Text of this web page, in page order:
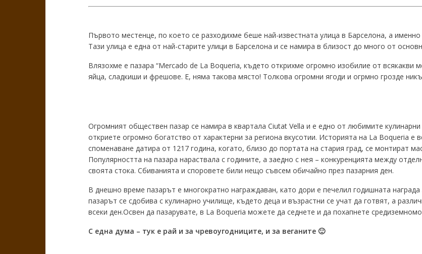
Първото местенце, по което се разходихме беше най-известната улица в Барселона, а
Тази улица е една от най-старите улици в Барселона и се намира в близост до много от
Влязохме е пазара “Mercado de La Boqueria, където открихме огромно изобилие от всякакви
яйца, сладкиши и фрешове. Е, няма такова място! Толкова огромни ягоди и огрмно грозде
Огромният обществен пазар се намира в квартала Ciutat Vella и е едно от любимите
откриете огромно богатство от характерни за региона вкусотии. Историята на La Boqueria е
споменаване датира от 1217 година, когато, близо до портата на стария град, се монтират
Популярността на пазара нараствала с годините, а заедно с нея – конкуренцията между
своята стока. Сбиванията и споровете били нещо съвсем обичайно през пазарния ден.
В днешно време пазарът е многократно награждаван, като дори е печелил годишната
пазарът се сдобива с кулинарно училище, където деца и възрастни се учат да готвят, а
всеки ден.Освен да пазарувате, в La Boqueriа можете да седнете и да похапнете
С една дума – тук е рай и за чревоугодниците, и за веганите 🙂